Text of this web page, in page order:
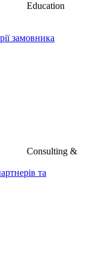
Education
замовника
Consulting &
та